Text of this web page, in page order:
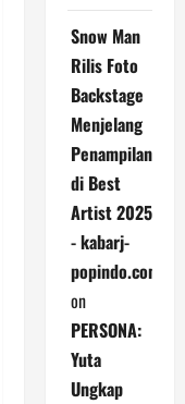
Snow Man
Rilis Foto
Backstage
Menjelang
Penampilan
di Best
Artist 2025
- kabarj-
popindo.com
on
PERSONA:
Yuta
Ungkap